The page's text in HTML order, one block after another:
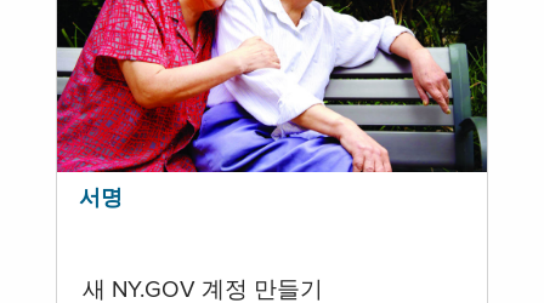
서명
새 NY.GOV 계정 만들기